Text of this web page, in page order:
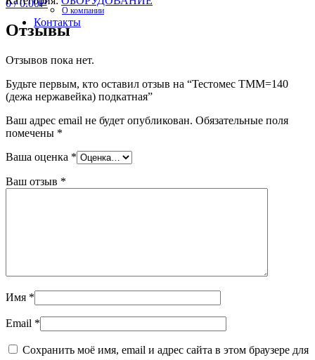
0/ 0.00Р
О компании
Контакты
Отзывы
Отзывов пока нет.
Будьте первым, кто оставил отзыв на “Тестомес ТММ=140
(дежа нержавейка) подкатная”
Ваш адрес email не будет опубликован. Обязательные поля
помечены *
Ваша оценка *
Ваш отзыв *
Имя *
Email *
Сохранить моё имя, email и адрес сайта в этом браузере для